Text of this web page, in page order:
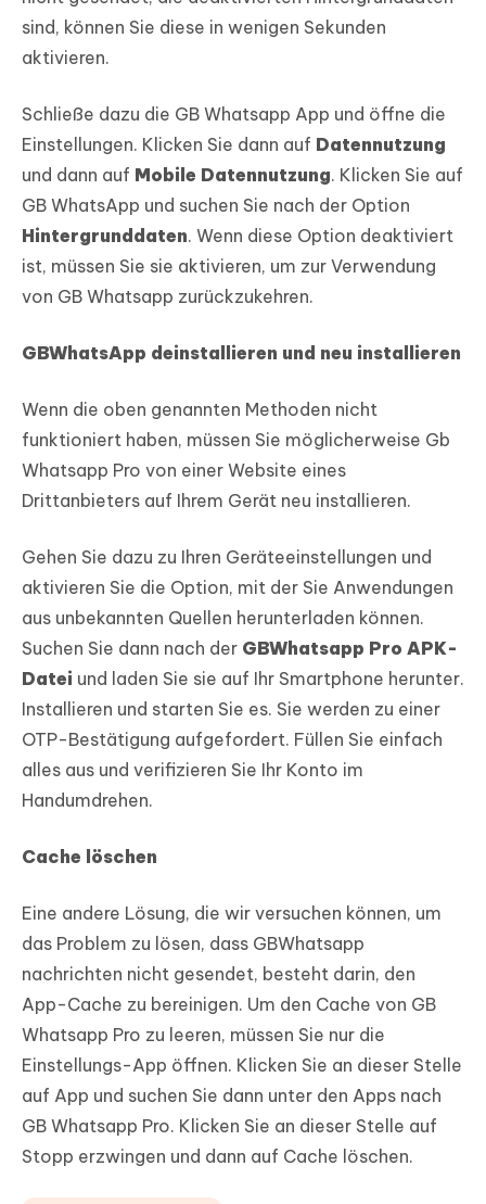
sind, können Sie diese in wenigen Sekunden
aktivieren.
Schließe dazu die GB Whatsapp App und öffne die
Einstellungen. Klicken Sie dann auf Datennutzung
und dann auf Mobile Datennutzung. Klicken Sie auf
GB WhatsApp und suchen Sie nach der Option
Hintergrunddaten. Wenn diese Option deaktiviert
ist, müssen Sie sie aktivieren, um zur Verwendung
von GB Whatsapp zurückzukehren.
GBWhatsApp deinstallieren und neu installieren
Wenn die oben genannten Methoden nicht
funktioniert haben, müssen Sie möglicherweise Gb
Whatsapp Pro von einer Website eines
Drittanbieters auf Ihrem Gerät neu installieren.
Gehen Sie dazu zu Ihren Geräteeinstellungen und
aktivieren Sie die Option, mit der Sie Anwendungen
aus unbekannten Quellen herunterladen können.
Suchen Sie dann nach der GBWhatsapp Pro APK-
Datei und laden Sie sie auf Ihr Smartphone herunter.
Installieren und starten Sie es. Sie werden zu einer
OTP-Bestätigung aufgefordert. Füllen Sie einfach
alles aus und verifizieren Sie Ihr Konto im
Handumdrehen.
Cache löschen
Eine andere Lösung, die wir versuchen können, um
das Problem zu lösen, dass GBWhatsapp
nachrichten nicht gesendet, besteht darin, den
App-Cache zu bereinigen. Um den Cache von GB
Whatsapp Pro zu leeren, müssen Sie nur die
Einstellungs-App öffnen. Klicken Sie an dieser Stelle
auf App und suchen Sie dann unter den Apps nach
GB Whatsapp Pro. Klicken Sie an dieser Stelle auf
Stopp erzwingen und dann auf Cache löschen.